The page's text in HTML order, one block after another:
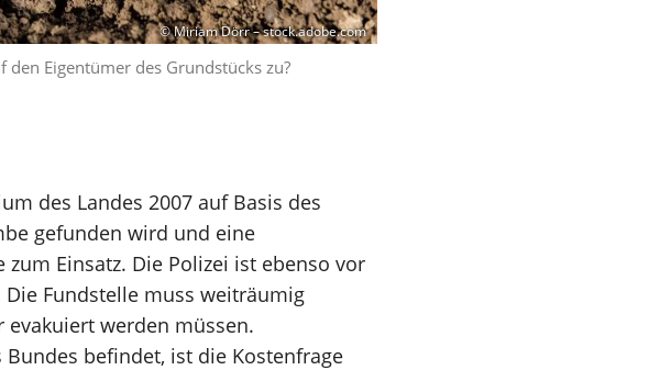
© Miriam Dörr – stock.adobe.com
Eigentümer des Grundstücks zu?
des Landes 2007 auf Basis des
gefunden wird und eine
Einsatz. Die Polizei ist ebenso vor
Fundstelle muss weiträumig
evakuiert werden müssen.
befindet, ist die Kostenfrage